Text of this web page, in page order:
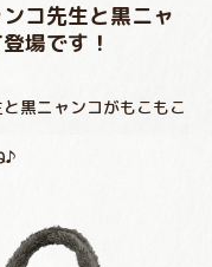
コ先生と黒ニャ
場です！
黒ニャンコがもこもこ
♪